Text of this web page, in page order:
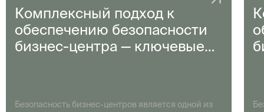
Комплексный подход к
обеспечению безопасности
бизнес-центра — ключевые
Безопасность бизнес-центров является одной из